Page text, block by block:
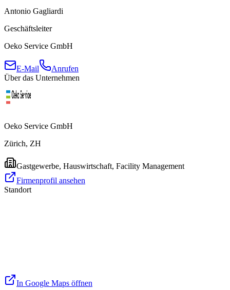
Antonio Gagliardi
Geschäftsleiter
Oeko Service GmbH
E-Mail
Anrufen
Über das Unternehmen
Oeko Service GmbH
Zürich, ZH
Gastgewerbe, Hauswirtschaft, Facility Management
Firmenprofil ansehen
Standort
In Google Maps öffnen